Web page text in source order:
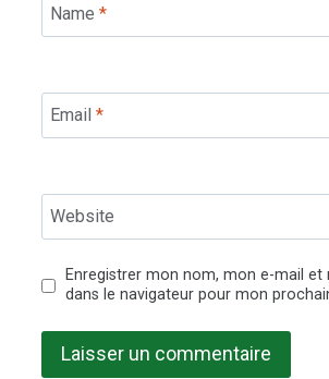
Name *
Email *
Website
Enregistrer mon nom, mon e-mail et
dans le navigateur pour mon